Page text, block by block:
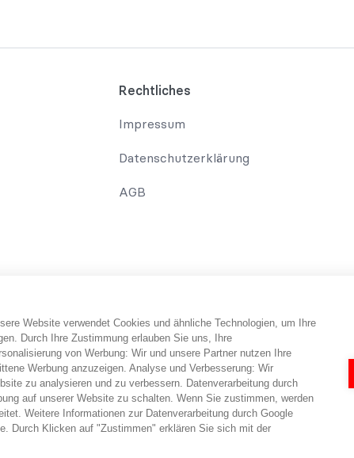
Rechtliches
Impressum
Datenschutzerklärung
AGB
erhält Informationen und Tipps und Tricks rund um das
telefonisch erfolgen. Dabei erbringt abo-hilfe.de keine
Rechtsanwälten ermöglicht. Die Fragebögen und Online-
eine individuelle Prüfung in jedem Einzelfall durch einen
Website verwendet Cookies und ähnliche Technologien, um Ihre
Durch Ihre Zustimmung erlauben Sie uns, Ihre
von Werbung: Wir und unsere Partner nutzen Ihre
Werbung anzuzeigen. Analyse und Verbesserung: Wir
zu analysieren und zu verbessern. Datenverarbeitung durch
auf unserer Website zu schalten. Wenn Sie zustimmen, werden
Weitere Informationen zur Datenverarbeitung durch Google
Durch Klicken auf "Zustimmen" erklären Sie sich mit der